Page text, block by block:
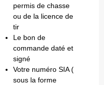
permis de chasse
ou de la licence de
tir
Le bon de
commande daté et
signé
Votre numéro SIA (
sous la forme